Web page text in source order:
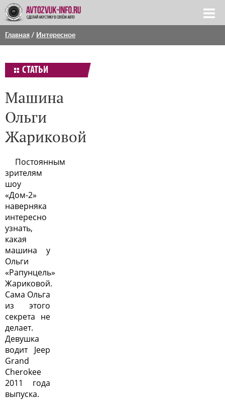
Главная / Интересное
СТАТЬИ
Машина
Ольги
Жариковой
Постоянным
зрителям
шоу
«Дом-2»
наверняка
интересно
узнать,
какая
машина у
Ольги
«Рапунцель»
Жариковой.
Сама Ольга
из этого
секрета не
делает.
Девушка
водит Jeep
Grand
Cherokee
2011 года
выпуска.